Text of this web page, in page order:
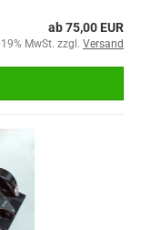
ab 75,00 EUR
MwSt. zzgl. Versand